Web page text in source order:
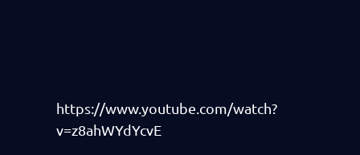
https://www.youtube.com/watch?
v=z8ahWYdYcvE